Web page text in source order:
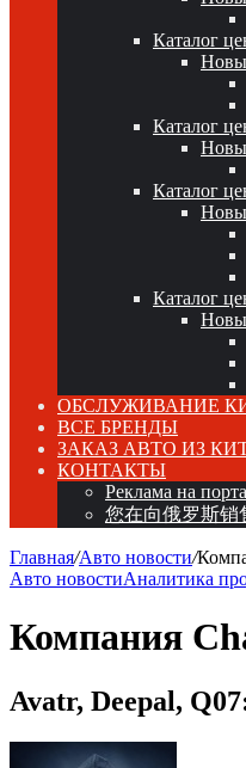
Каталог
Каталог
Каталог
Каталог
ОБСЛУЖИВАНИЕ
ВСЕ БРЕНДЫ
ЗАКАЗ АВТО ИЗ
КОНТАКТЫ
Реклама на
您在向俄罗斯销
Главная/Авто новости/
Авто новостиАналитика
Компания
Avatr, Deepal,